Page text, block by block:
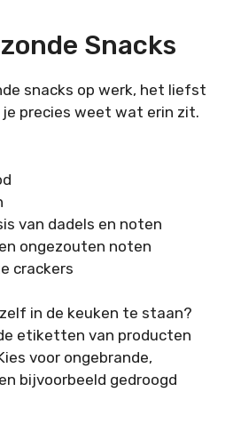
Snacks
snacks op werk, het liefst
precies weet wat erin zit.
van dadels en noten
ongezouten noten
crackers
in de keuken te staan?
etiketten van producten
voor ongebrande,
bijvoorbeeld gedroogd